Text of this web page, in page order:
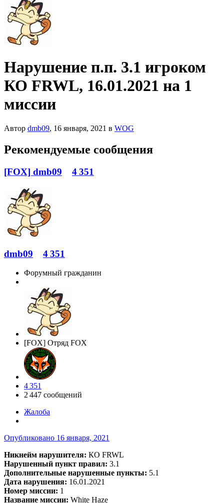
Нарушение п.п. 3.1 игроком
КО FRWL, 16.01.2021 на 1
миссии
Автор dmb09, 16 января, 2021 в WOG
Рекомендуемые сообщения
[FOX] dmb09 4 351
dmb09 4 351
Форумный гражданин
[FOX] Отряд FOX
4 351
2 447 сообщений
Жалоба
Опубликовано 16 января, 2021
Никнейм нарушителя: КО FRWL
Нарушенный пункт правил: 3.1
Дополнительные нарушенные пункты: 5.1
Дата нарушения: 16.01.2021
Номер миссии: 1
Название миссии: White Haze